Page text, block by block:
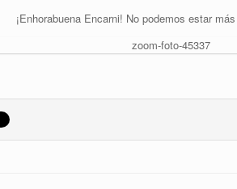
¡Enhorabuena Encarni! No podemos estar